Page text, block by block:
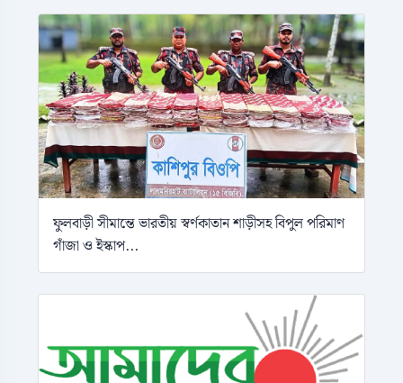
ফুলবাড়ী সীমান্তে ভারতীয় স্বর্ণকাতান শাড়ীসহ বিপুল পরিমাণ
গাঁজা ও ইস্কাপ...